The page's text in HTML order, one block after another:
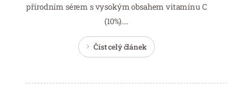
přírodním sérem s vysokým obsahem vitamínu C
(10%).…
Číst celý článek